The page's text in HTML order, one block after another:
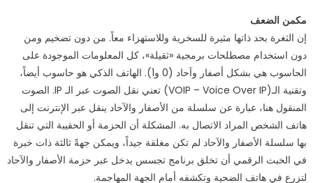
مكمن الضعف
إن الثغرة بحد ذاتها مثيرة للسخرية وللاستهزاء معاً. من دون تضخيم ومن
دون استخدام مصطلحات برمجية «ثقيلة»، كل المعلومات الموجودة على
الحاسوب هي بشكل أصفار وآحاد (0 و1). الهاتف الذكي هو حاسوب أيضاً،
وتقنية الـ(VOIP – Voice Over IP) تعني نقل الصوت عبر الـ IP. الصوت
المنقول هنا، عبارة عن سلسلة من الأصفار والآحاد ينقل عبر الإنترنت إلى
هاتف الشخص المراد الاتصال به. المشكلة أن الحزمة أو الحقيبة التي تنقل
بها سلسلة الأصفار والآحاد لم تكن مغلقة جيداً، ويمكن جهةً ثالثة ذات خبرة
في الخبث الرقمي أن تخلق برنامج تجسس يدخل عبر حزمة الأصفار والآحاد
لتزرع في هاتف الضحية وتكشفه أمام الجهة المهاجمة.